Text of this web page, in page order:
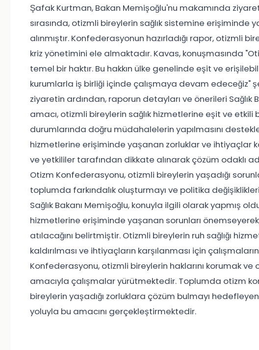
Şafak Kurtman, Bakan Memişoğlu'nu makamında
sırasında, otizmli bireylerin sağlık sistemine erişiminde
alınmıştır. Konfederasyonun hazırladığı rapor, otizmli
kriz yönetimini ele almaktadır. Kavas, konuşmasında
temel bir haktır. Bu hakkın ülke genelinde eşit ve
kurumlarla iş birliği içinde çalışmaya devam edeceğiz"
ziyaretin ardından, raporun detayları ve önerileri Sağlık
amacı, otizmli bireylerin sağlık hizmetlerine eşit ve
durumlarında doğru müdahalelerin yapılmasını
hizmetlerine erişiminde yaşanan zorluklar ve ihtiyaçlar
ve yetkililer tarafından dikkate alınarak çözüm odaklı
Otizm Konfederasyonu, otizmli bireylerin yaşadığı
toplumda farkındalık oluşturmayı ve politika
Sağlık Bakanı Memişoğlu, konuyla ilgili olarak yapmış
hizmetlerine erişiminde yaşanan sorunları
atılacağını belirtmiştir. Otizmli bireylerin ruh sağlığı
kaldırılması ve ihtiyaçların karşılanması için
Konfederasyonu, otizmli bireylerin haklarını korumak ve
amacıyla çalışmalar yürütmektedir. Toplumda otizm
bireylerin yaşadığı zorluklara çözüm bulmayı
yoluyla bu amacını gerçekleştirmektedir.